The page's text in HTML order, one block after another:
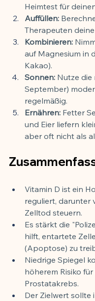
Heimtest für
Auffüllen:
Therapeuten
Kombinieren:
auf Magnesium in
Kakao).
Sonnen: Nutze die
September)
regelmäßig.
Ernähren: Fetter
und Eier liefern
aber oft nicht als
Vitamin D ist ein
reguliert, darunter
Zelltod steuern.
Es stärkt die
hilft, entartete
(Apoptose) zu
Niedrige Spiegel
höherem Risiko
Prostatakrebs.
Der Zielwert sollte